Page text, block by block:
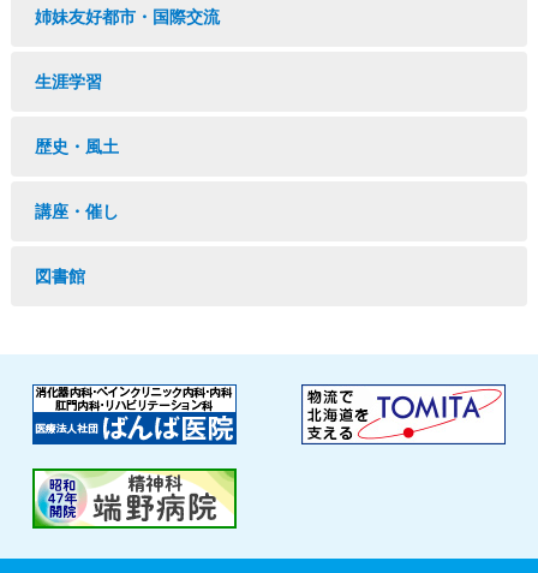
姉妹友好都市・国際交流
生涯学習
歴史・風土
講座・催し
図書館